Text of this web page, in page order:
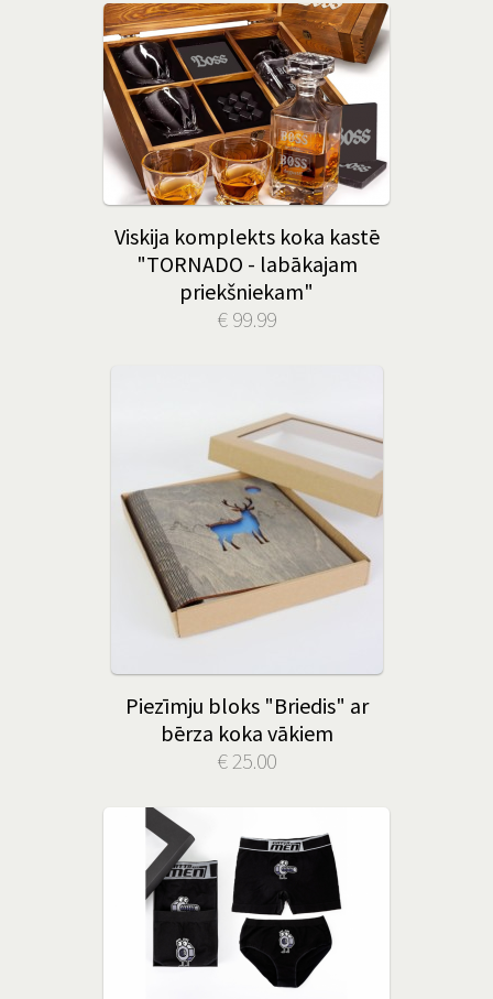
Viskija komplekts koka kastē
"TORNADO - labākajam
priekšniekam"
€ 99.99
Piezīmju bloks "Briedis" ar
bērza koka vākiem
€ 25.00